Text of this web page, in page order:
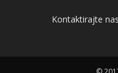
Kontaktirajte